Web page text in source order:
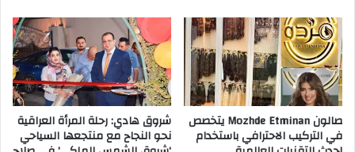
صالون Mozhde Etminan يتخصص
في التركيب الاحترافي باستخدام
شروق هادي: رحلة المرأة العراقية
نحو النجاح مع منتجعها السياحي